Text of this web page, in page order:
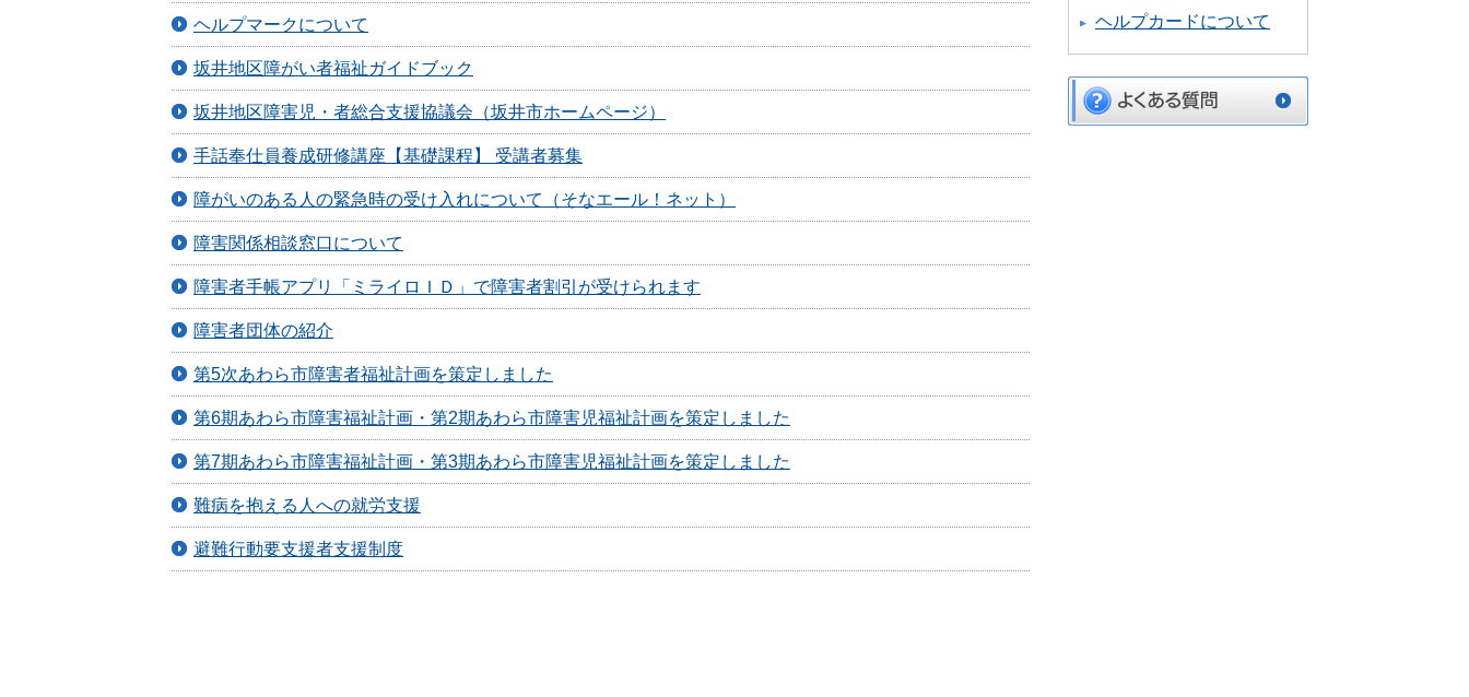
ヘルプマークについて
坂井地区障がい者福祉ガイドブック
坂井地区障害児・者総合支援協議会（坂井市ホームページ）
手話奉仕員養成研修講座【基礎課程】 受講者募集
障がいのある人の緊急時の受け入れについて（そなエール！ネット）
障害関係相談窓口について
障害者手帳アプリ「ミライロＩＤ」で障害者割引が受けられます
障害者団体の紹介
第5次あわら市障害者福祉計画を策定しました
第6期あわら市障害福祉計画・第2期あわら市障害児福祉計画を策定しました
第7期あわら市障害福祉計画・第3期あわら市障害児福祉計画を策定しました
難病を抱える人への就労支援
避難行動要支援者支援制度
ヘルプカードについて